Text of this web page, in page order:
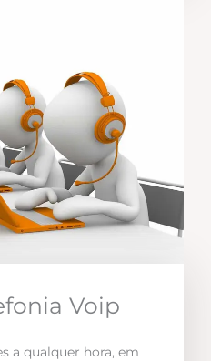
Voip
a qualquer hora, em